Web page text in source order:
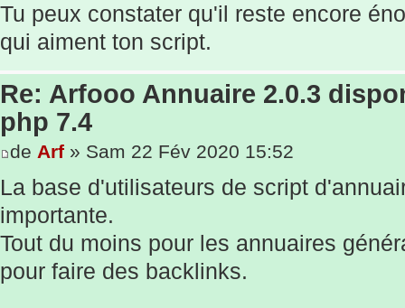
Tu peux constater qu'il reste encore
qui aiment ton script.
Re: Arfooo Annuaire 2.0.3
php 7.4
de Arf » Sam 22 Fév 2020 15:52
La base d'utilisateurs de script
importante.
Tout du moins pour les annuaires
pour faire des backlinks.